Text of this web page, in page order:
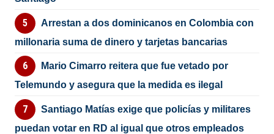
Arrestan a dos dominicanos en Colombia con
millonaria suma de dinero y tarjetas bancarias
Mario Cimarro reitera que fue vetado por
Telemundo y asegura que la medida es ilegal
Santiago Matías exige que policías y militares
puedan votar en RD al igual que otros empleados